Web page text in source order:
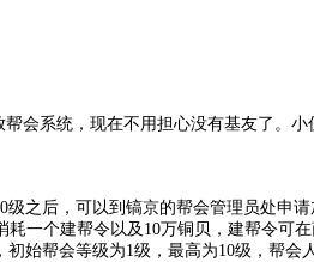
会系统，现在不用担心没有基友了。
之后，可以到镐京的帮会管理员处申请
一个建帮令以及10万铜贝，建帮令可在
帮会等级为1级，最高为10级，帮会